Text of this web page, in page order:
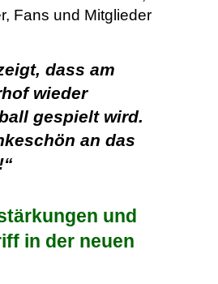
Fans und Mitglieder
dass am
wieder
gespielt wird.
an das
und
in der neuen